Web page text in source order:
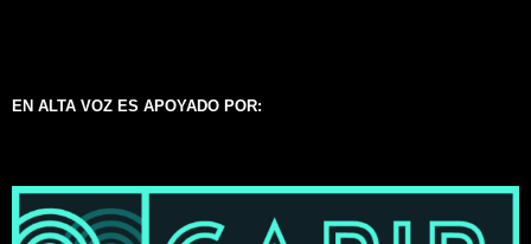
EN ALTA VOZ ES APOYADO POR: